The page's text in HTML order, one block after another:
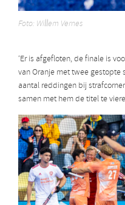
Foto: Willem Vernes
‘Er is afgefloten, de finale is
van Oranje met twee gestopte
aantal reddingen bij
samen met hem de titel te